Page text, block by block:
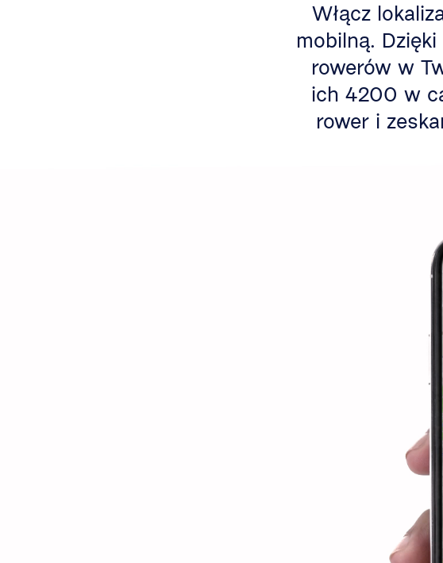
Włącz
mobilną.
rowerów w
ich 4200 w
rower i